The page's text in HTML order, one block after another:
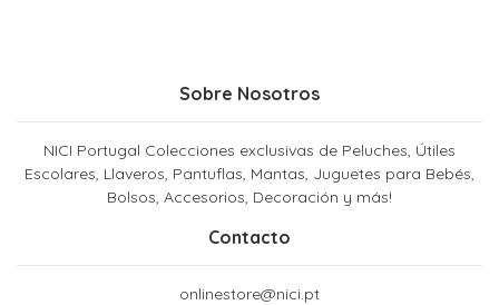
Sobre Nosotros
NICI Portugal Colecciones exclusivas de Peluches, Útiles
Escolares, Llaveros, Pantuflas, Mantas, Juguetes para Bebés,
Bolsos, Accesorios, Decoración y más!
Contacto
onlinestore@nici.pt